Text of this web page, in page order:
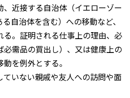
近接する自治体（イエローゾー
自治体を含む）への移動など、
る。証明される仕事上の理由、必
需品の買出し）、又は健康上の
を例外とする。
いない親戚や友人への訪問や面